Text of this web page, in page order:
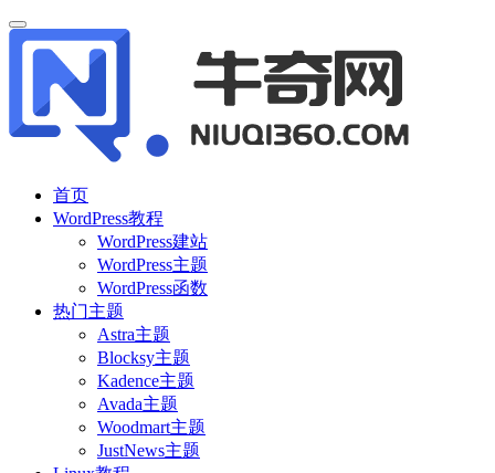
首页
WordPress教程
WordPress建站
WordPress主题
WordPress函数
热门主题
Astra主题
Blocksy主题
Kadence主题
Avada主题
Woodmart主题
JustNews主题